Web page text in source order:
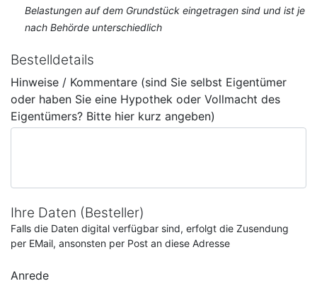
Belastungen auf dem Grundstück eingetragen sind und ist je
nach Behörde unterschiedlich
Bestelldetails
Hinweise / Kommentare (sind Sie selbst Eigentümer
oder haben Sie eine Hypothek oder Vollmacht des
Eigentümers? Bitte hier kurz angeben)
Ihre Daten (Besteller)
Falls die Daten digital verfügbar sind, erfolgt die Zusendung
per EMail, ansonsten per Post an diese Adresse
Anrede